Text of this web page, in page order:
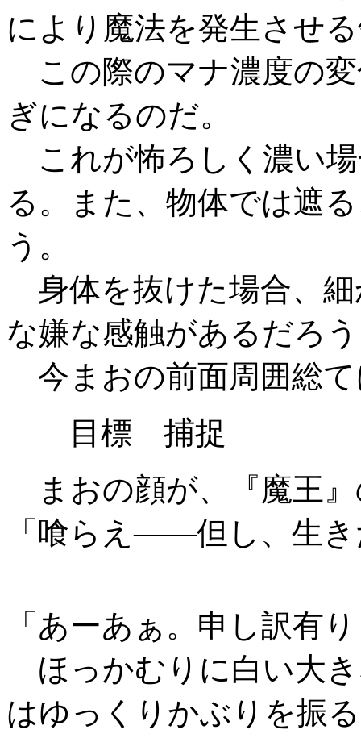
により魔法を発生させ
この際のマナ濃度の
ぎになるのだ。
これが怖ろしく濃い
る。また、物体では遮
う。
身体を抜けた場合、
な嫌な感触があるだろ
今まおの前面周囲総
目標 捕捉
まおの顔が、『魔王
「喰らえ――但し、生
「あーあぁ。申し訳有
ほっかむりに白い大
はゆっくりかぶりを振